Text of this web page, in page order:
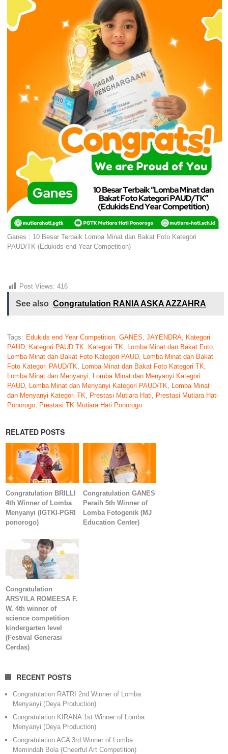
Ganes : 10 Besar Terbaik Lomba Minat dan Bakat Foto Kategori
PAUD/TK (Edukids end Year Competition)
Post Views: 416
See also Congratulation RANIA ASKA AZZAHRA
Tags: Edukids end Year Competition ,GANES ,JAYENDRA Kategori
PAUD Kategori PAUD TK Kategori TK Lomba Minat dan Bakat Foto
Lomba Minat dan Bakat Foto Kategori PAUD Lomba Minat dan Bakat
Foto Kategori PAUD/TK
Lomba Minat dan Bakat Foto Kategori TK
Lomba Minat dan Menyanyi
Lomba Minat dan Menyanyi Kategori
PAUD Lomba Minat dan Menyanyi Kategori PAUD/TK
Lomba Minat
dan Menyanyi Kategori TK
Prestasi Mutiara Hati
Prestasi Mutiara Hati
Ponorogo Prestasi TK Mutiara Hati Ponorogo
RELATED POSTS
Congratulation BRILLI
4th Winner of Lomba
Menyanyi (IGTKI-PGRI
ponorogo)
Congratulation GANES
Peraih 5th Winner of
Lomba Fotogenik (MJ
Education Center)
Congratulation
ARSYILA ROMEESA F.
W. 4th winner of
science competition
kindergarten level
(Festival Generasi
Cerdas)
RECENT POSTS
Congratulation RATRI 2nd Winner of Lomba
Menyanyi (Deya Production)
Congratulation KIRANA 1st Winner of Lomba
Menyanyi (Deya Production)
Congratulation ACA 3rd Winner of Lomba
Memindah Bola (Cheerful Art Competition)